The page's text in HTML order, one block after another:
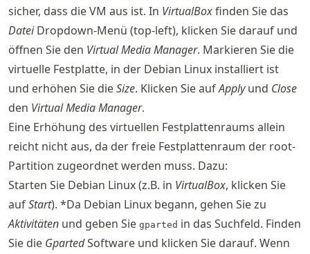
sicher, dass die VM aus ist. In VirtualBoxfinden Sie das
DateiDropdown-Menü (top-left), klicken Sie darauf und
öffnen Sie den Virtual Media Manager. Markieren Sie die
virtuelle Festplatte, in der Debian Linux installiert ist
und erhöhen Sie dieSize. Klicken Sie aufApplyund Close
den Virtual Media Manager.
Eine Erhöhung des virtuellen Festplattenraums allein
reicht nicht aus, da der freie Festplattenraum der root-
Partition zugeordnet werden muss. Dazu:
Starten Sie Debian Linux (z.B. in VirtualBox, klicken Sie
aufStart). *Da Debian Linux begann, gehen Sie zu
Aktivitäten und geben Sie gparted in das Suchfeld. Finden
Sie die GpartedSoftware und klicken Sie darauf. Wenn